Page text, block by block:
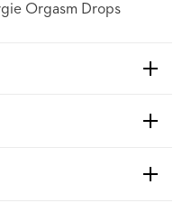
Orgasm Drops